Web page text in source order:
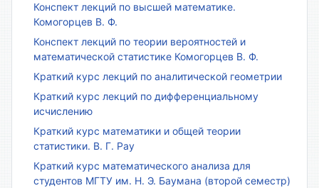
Конспект лекций по высшей математике.
Комогорцев В. Ф.
Конспект лекций по теории вероятностей и
математической статистике Комогорцев В. Ф.
Краткий курс лекций по аналитической геометрии
Краткий курс лекций по дифференциальному
исчислению
Краткий курс математики и общей теории
статистики. В. Г. Рау
Краткий курс математического анализа для
студентов МГТУ им. Н. Э. Баумана (второй семестр)